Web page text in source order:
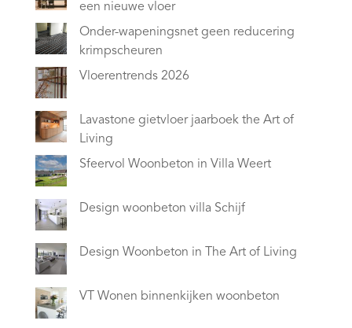
een nieuwe vloer
Onder-wapeningsnet geen reducering
krimpscheuren
Vloerentrends 2026
Lavastone gietvloer jaarboek the Art of
Living
Sfeervol Woonbeton in Villa Weert
Design woonbeton villa Schijf
Design Woonbeton in The Art of Living
VT Wonen binnenkijken woonbeton